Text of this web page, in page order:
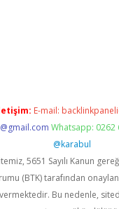
E-mail:
Whatsapp: 0262
@karabul
5651 Sayılı Kanun
(BTK) tarafından
Bu nedenle,